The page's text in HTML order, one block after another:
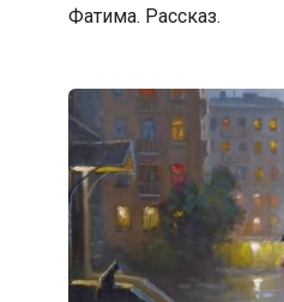
Фатима. Рассказ.